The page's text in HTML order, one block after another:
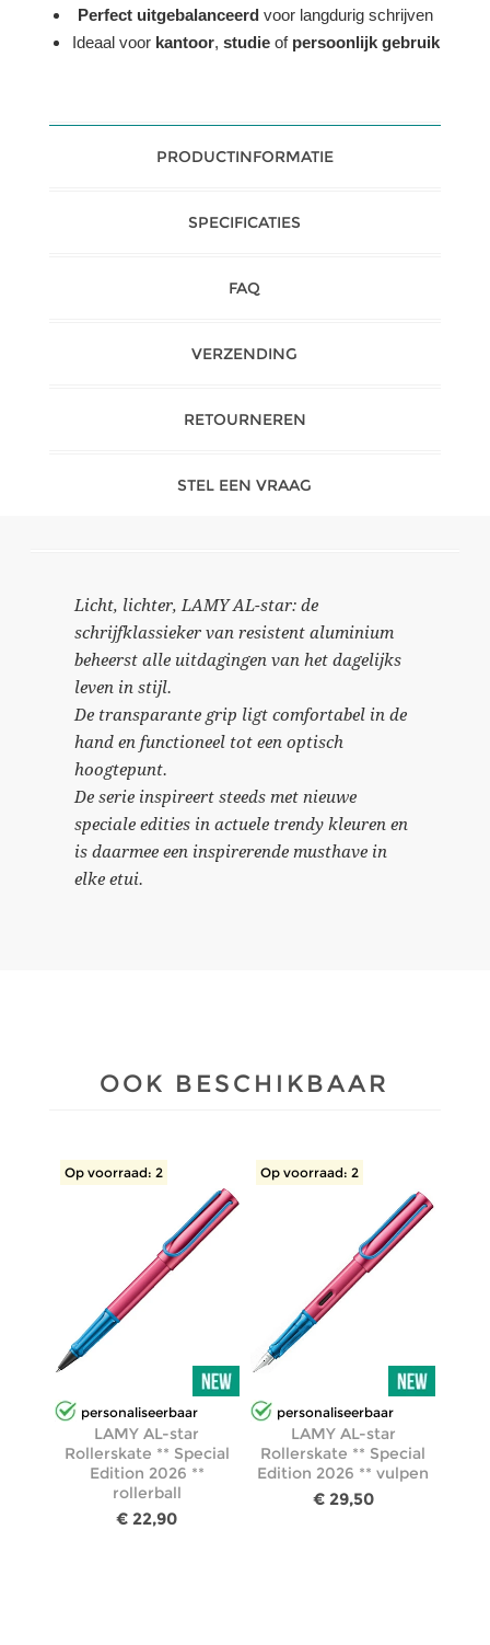
Perfect uitgebalanceerd voor langdurig schrijven
Ideaal voor kantoor, studieof persoonlijk gebruik
PRODUCTINFORMATIE
SPECIFICATIES
FAQ
VERZENDING
RETOURNEREN
STEL EEN VRAAG
Licht, lichter, LAMY AL-star: de
schrijfklassieker van resistent aluminium
beheerst alle uitdagingen van het dagelijks
leven in stijl.
De transparante grip ligt comfortabel in de
hand en functioneel tot een optisch
hoogtepunt.
De serie inspireert steeds met nieuwe
speciale edities in actuele trendy kleuren en
is daarmee een inspirerende musthave in
elke etui.
OOK BESCHIKBAAR
personaliseerbaar
Op voorraad: 2
LAMY AL-star
Rollerskate ** Special
Edition 2026 **
rollerball
€ 22,90
personaliseerbaar
Op voorraad: 2
LAMY AL-star
Rollerskate ** Special
Edition 2026 ** vulpen
€ 29,50